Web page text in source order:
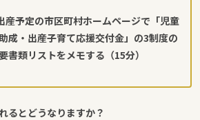
予定の市区町村ホームページで「児童
成・出産子育て応援交付金」の3制度の
書類リストをメモする（15分）
るとどうなりますか？